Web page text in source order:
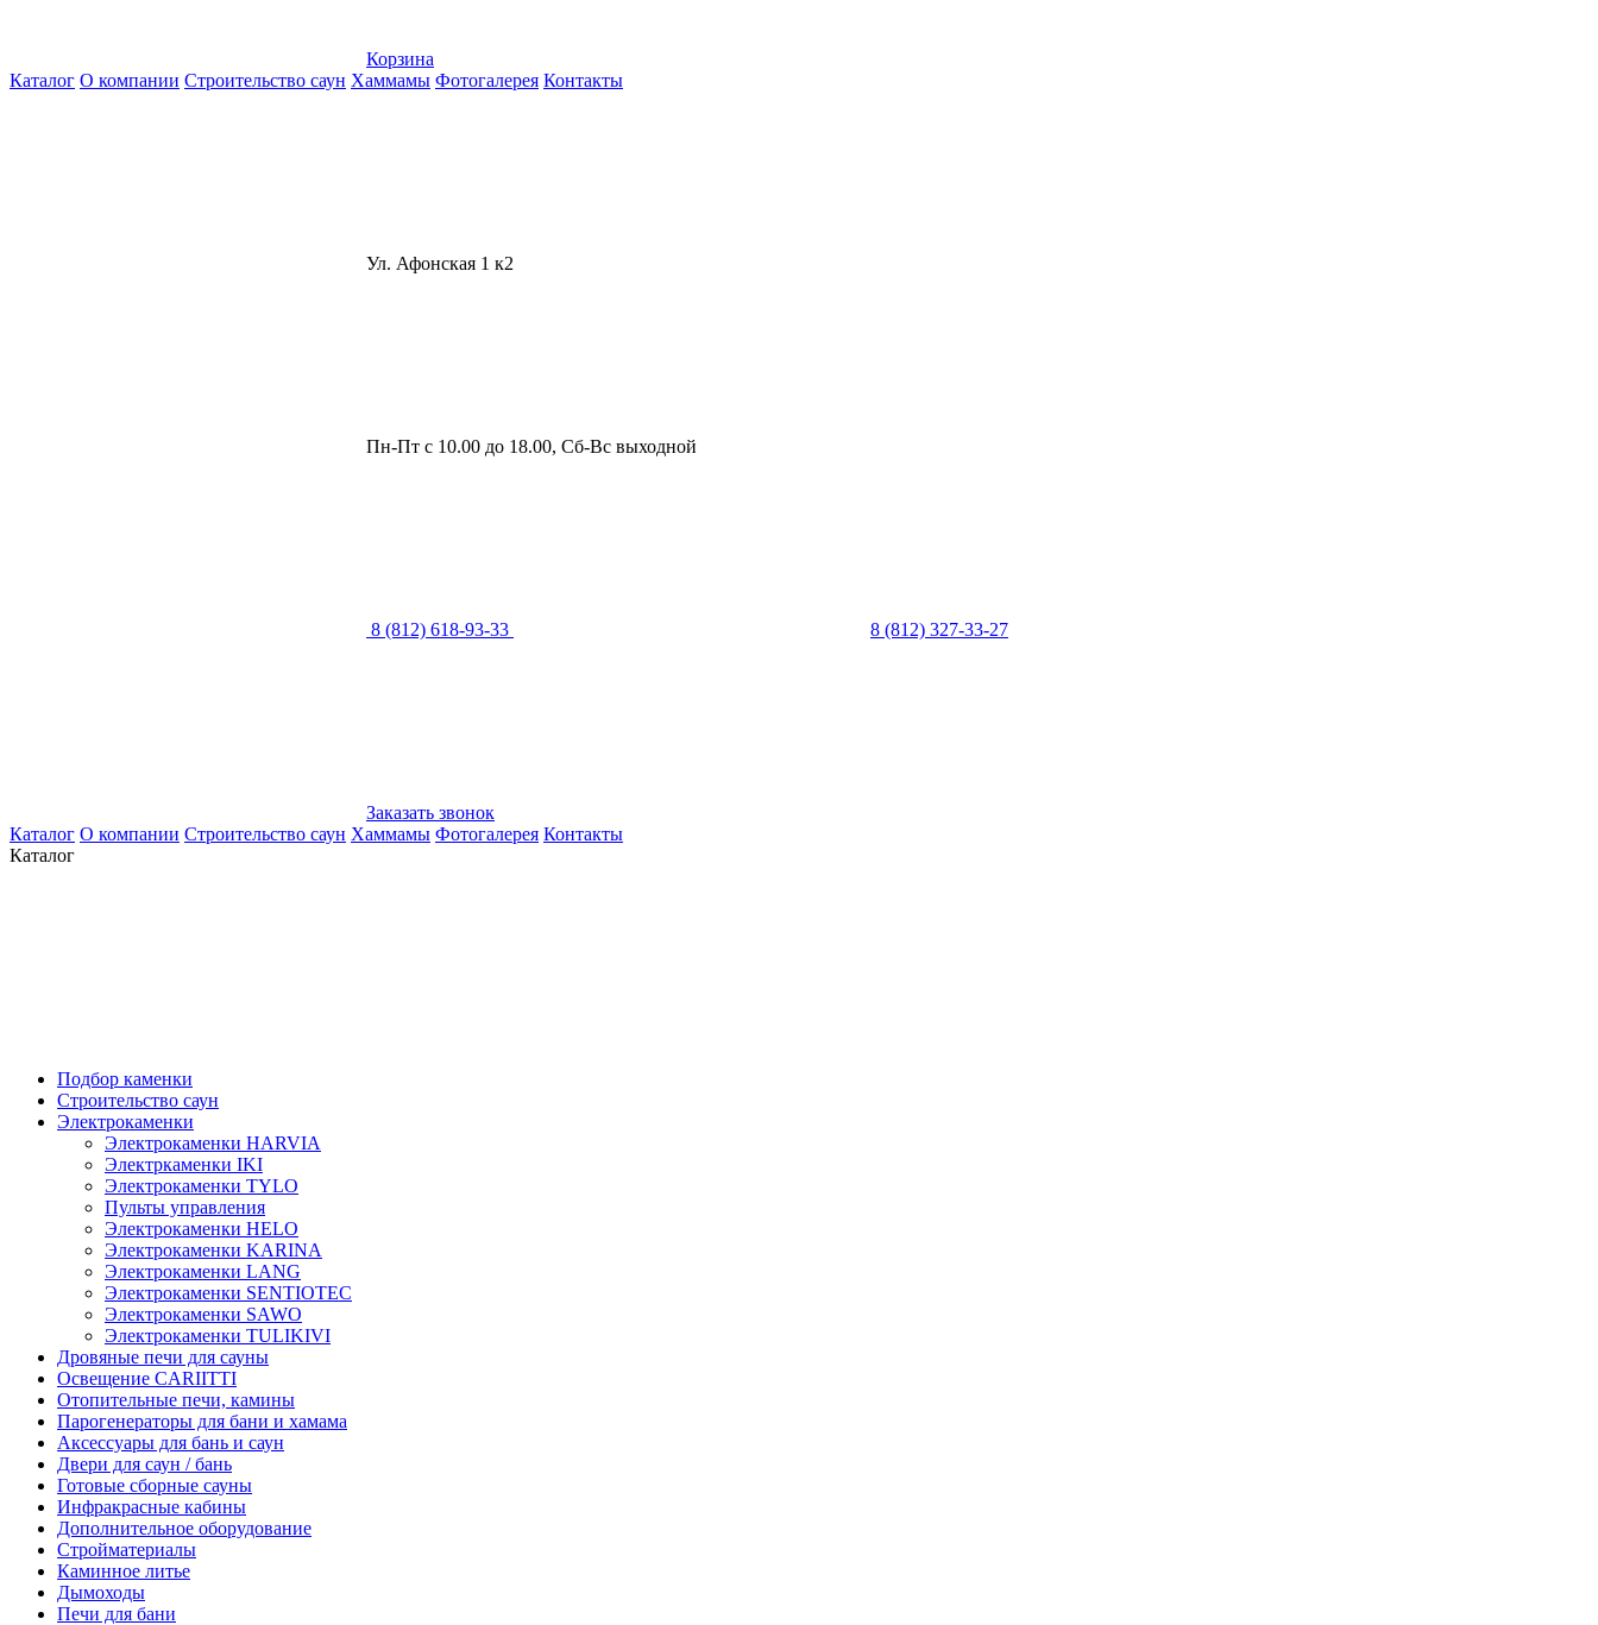
Корзина
Каталог О компании Строительство саун Хаммамы Фотогалерея Контакты
Ул. Афонская 1 к2
Пн-Пт с 10.00 до 18.00, Сб-Вс выходной
8 (812) 618-93-33 8 (812) 327-33-27
Заказать звонок
Каталог О компании Строительство саун Хаммамы Фотогалерея Контакты
Каталог
Подбор каменки
Строительство саун
Электрокаменки
Электрокаменки HARVIA
Электркаменки IKI
Электрокаменки TYLO
Пульты управления
Электрокаменки HELO
Электрокаменки KARINA
Электрокаменки LANG
Электрокаменки SENTIOTEC
Электрокаменки SAWO
Электрокаменки TULIKIVI
Дровяные печи для сауны
Освещение CARIITTI
Отопительные печи, камины
Парогенераторы для бани и хамама
Аксессуары для бань и саун
Двери для саун / бань
Готовые сборные сауны
Инфракрасные кабины
Дополнительное оборудование
Стройматериалы
Каминное литье
Дымоходы
Печи для бани